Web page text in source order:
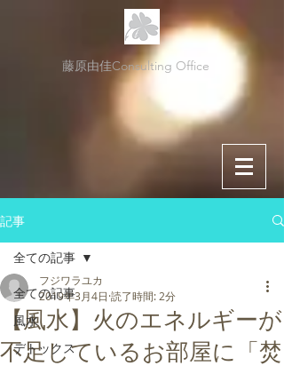
藤原由佳Consulting Office
記事
全ての記事
風水
デトックス
全ての記事
【風水】火のエネルギーが
不足しているお部屋に「焚
フジワラユカ
2019年3月4日 読了時間: 2分